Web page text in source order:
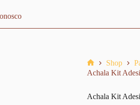
Home
Shop
Achala Kit
Achala Kit